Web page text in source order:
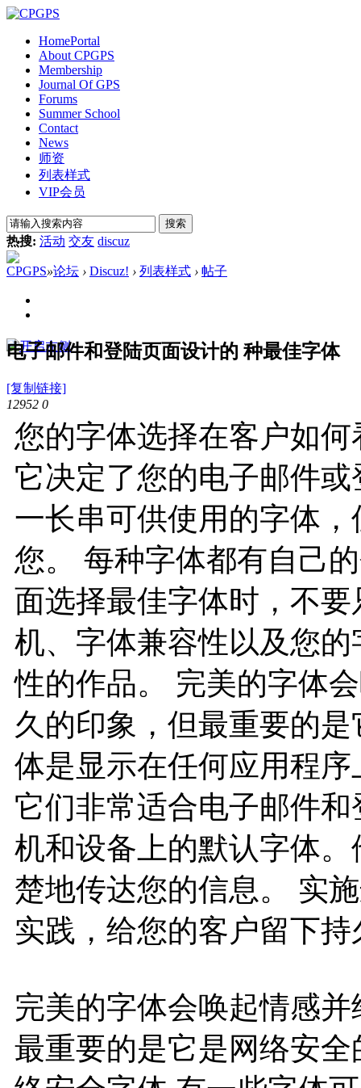
HomePortal
About CPGPS
Membership
Journal Of GPS
Forums
Summer School
Contact
News
师资
列表样式
VIP会员
搜索
热搜: 活动 交友 discuz
CPGPS»论坛 › Discuz! › 列表样式 › 帖子
电子邮件和登陆页面设计的 种最佳字体
[复制链接]
12952 0
您的字体选择在客户如
它决定了您的电子邮件
一长串可供使用的字体
您。 每种字体都有自己
面选择最佳字体时，不
机、字体兼容性以及您
性的作品。 完美的字体
久的印象，但最重要的
体是显示在任何应用程
它们非常适合电子邮件
机和设备上的默认字体
楚地传达您的信息。 实
实践，给您的客户留下
完美的字体会唤起情感
最重要的是它是网络安